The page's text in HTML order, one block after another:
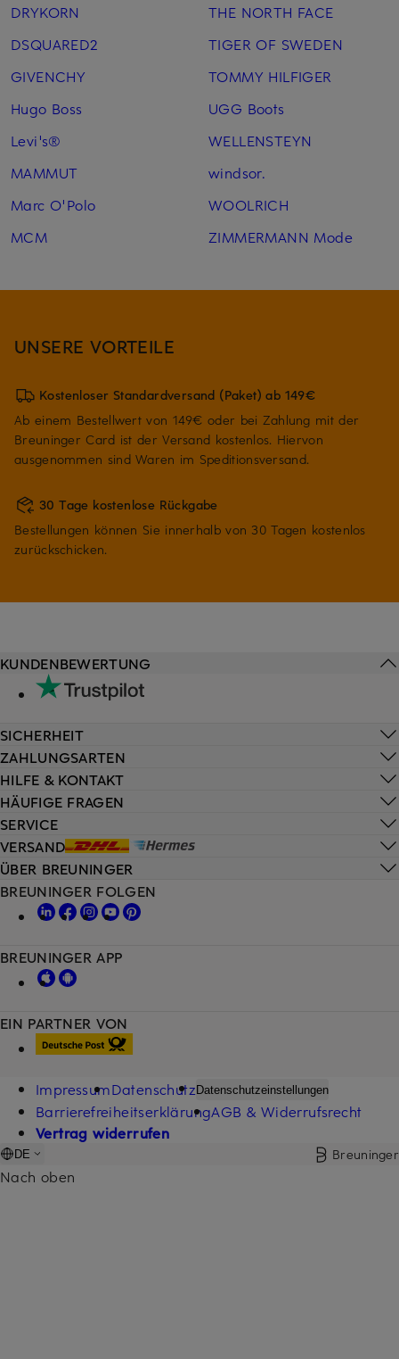
DRYKORN
DSQUARED2
GIVENCHY
Hugo Boss
Levi's®
MAMMUT
Marc O'Polo
MCM
THE NORTH FACE
TIGER OF SWEDEN
TOMMY HILFIGER
UGG Boots
WELLENSTEYN
windsor.
WOOLRICH
ZIMMERMANN Mode
UNSERE VORTEILE
Kostenloser Standardversand (Paket) ab 149€
Ab einem Bestellwert von 149€ oder bei Zahlung mit der
Breuninger Card ist der Versand kostenlos. Hiervon
ausgenommen sind Waren im Speditionsversand.
30 Tage kostenlose Rückgabe
Bestellungen können Sie innerhalb von 30 Tagen kostenlos
zurückschicken.
HILFE & KONTAKT
HÄUFIGE FRAGEN
SERVICE
VERSAND
KUNDENBEWERTUNG
SICHERHEIT
ZAHLUNGSARTEN
ÜBER BREUNINGER
EIN PARTNER VON
BREUNINGER FOLGEN
BREUNINGER APP
ImpressumDatenschutzDatenschutzeinstellungen
BarrierefreiheitserklärungAGB & Widerrufsrecht
Vertrag widerrufen
DE Breuninger
Nach oben